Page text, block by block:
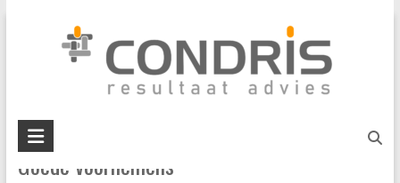
Condris
resultaat
rendementsverbetering
U bent hier: Home» rendementsverbetering
Goede voornemens